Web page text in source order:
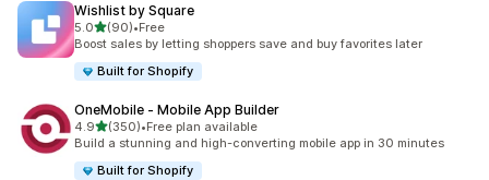
Wishlist by Square
5.0별 5개 중
(90)
총 리뷰 90개
•Free
Boost sales by letting shoppers save and buy favorites later
Built for Shopify
OneMobile ‑ Mobile App Builder
4.9별 5개 중
(350)
총 리뷰 350개
•Free plan available
Build a stunning and high-converting mobile app in 30 minutes
Built for Shopify